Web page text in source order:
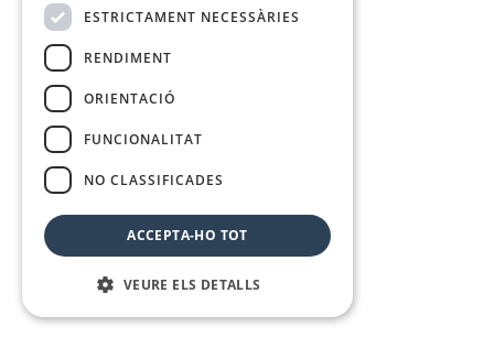
ESTRICTAMENT NECESSÀRIES
RENDIMENT
ORIENTACIÓ
FUNCIONALITAT
NO CLASSIFICADES
ACCEPTA-HO TOT
VEURE ELS DETALLS